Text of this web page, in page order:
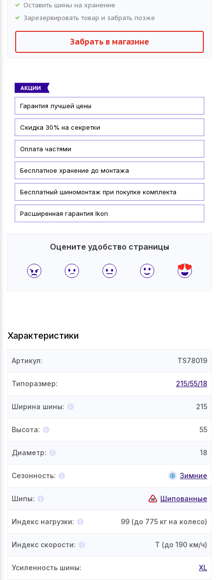
Оставить шины на хранение
Зарезервировать товар и забрать позже
Забрать в магазине
Гарантия лучшей цены
Скидка 30% на секретки
Оплата частями
Бесплатное хранение до монтажа
Бесплатный шиномонтаж при покупке комплекта
Расширенная гарантия Ikon
Оцените удобство страницы
Характеристики
Артикул: TS78019
Типоразмер: 215/55/18
Ширина шины: 215
Высота: 55
Диаметр: 18
Сезонность: Зимние
Шипы: Шипованные
Индекс нагрузки: 99 (до 775 кг на колесо)
Индекс скорости: T (до 190 км/ч)
Усиленность шины: XL